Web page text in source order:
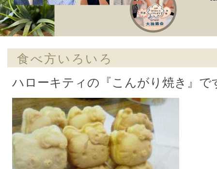
食べ方いろいろ
ハローキティの『こんがり焼き』で